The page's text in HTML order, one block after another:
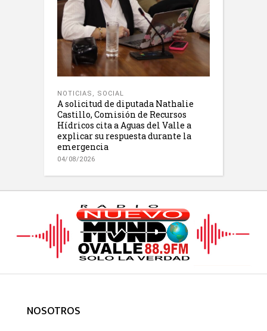
NOTICIAS , SOCIAL
A solicitud de diputada Nathalie
Castillo, Comisión de Recursos
Hídricos cita a Aguas del Valle a
explicar su respuesta durante la
emergencia
04/08/2026
NOSOTROS